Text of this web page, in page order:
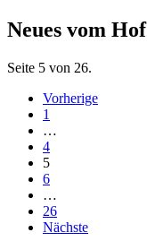
Neues vom Hof
Seite 5 von 26.
Vorherige
1
…
4
5
6
…
26
Nächste